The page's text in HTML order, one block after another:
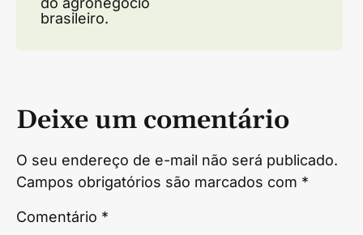
brasileiro.
Deixe um comentário
O seu endereço de e-mail não será publicado.
Campos obrigatórios são marcados com *
Comentário *